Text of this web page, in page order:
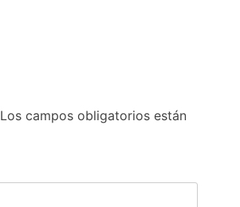
Los campos obligatorios están